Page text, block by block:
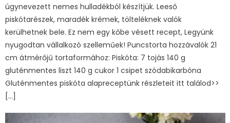
úgynevezett nemes hulladékból készítjük. Leeső
piskótarészek, maradék krémek, tölteléknek valók
kerülhetnek bele. Ez nem egy kőbe vésett recept, Legyünk
nyugodtan vállalkozó szelleműek! Puncstorta hozzávalók 21
cm átmérőjű tortaformához: Piskóta: 7 tojás 140 g
gluténmentes liszt 140 g cukor 1 csipet szódabikarbóna
Gluténmentes piskóta alapreceptünk részleteit itt találod>>
[…]